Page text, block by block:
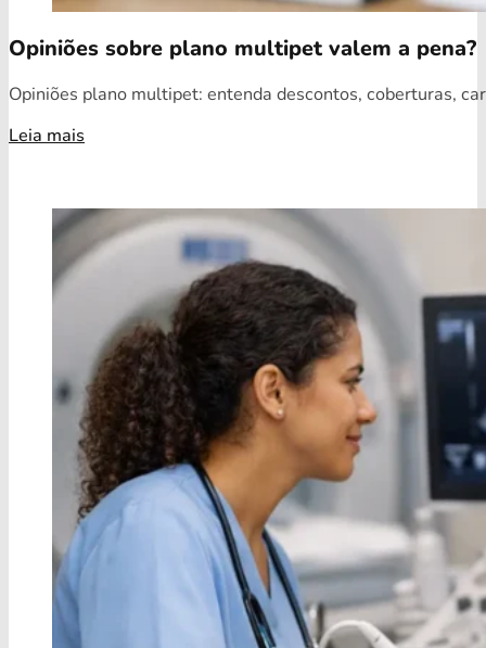
Opiniões sobre plano multipet valem a pena?
Opiniões plano multipet: entenda descontos, coberturas,
Leia mais